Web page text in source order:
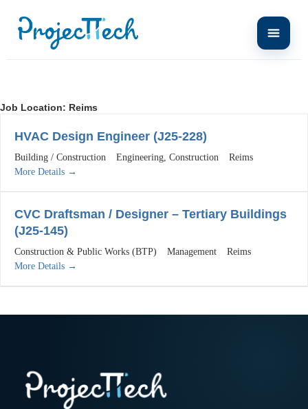
Job Location: Reims
HVAC Design Engineer (J25-228)
Building / Construction Engineering Construction
Reims
More Details
CVC Draftsman / Designer – Tertiary Buildings
(J25-145)
Construction & Public Works (BTP) Management
Reims
More Details